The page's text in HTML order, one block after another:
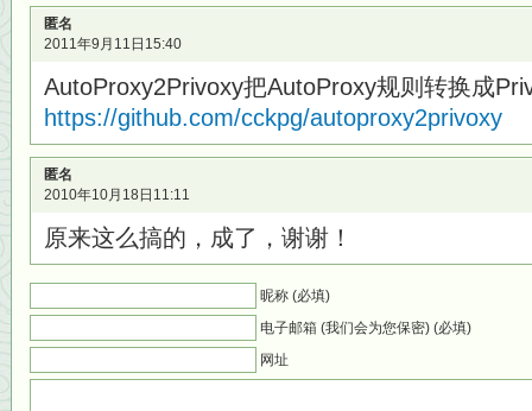
匿名
2011年9月11日15:40
AutoProxy2Privoxy把AutoProxy规则转换成
https://github.com/cckpg/autoproxy2privoxy
匿名
2010年10月18日11:11
原来这么搞的，成了，谢谢！
昵称 (必填)
电子邮箱 (我们会为您保密) (必填)
网址